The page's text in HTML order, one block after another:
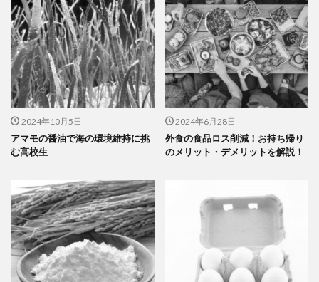
2024年10月5日
アマモの醤油で海の環境維持に挑
む高校生
2024年6月28日
外食の食品ロス削減！お持ち帰り
のメリット・デメリットを解説！